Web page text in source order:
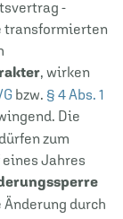
-
transformierten
, wirken
bzw. § 4 Abs. 1
Die
zum
Jahres
durch